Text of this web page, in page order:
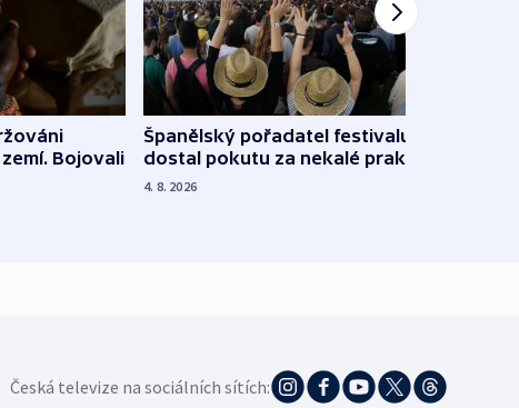
Bojovali
Španělský pořadatel festivalu
dostal pokutu za nekalé praktiky
4. 8. 2026
Česká televize na sociálních sítích: